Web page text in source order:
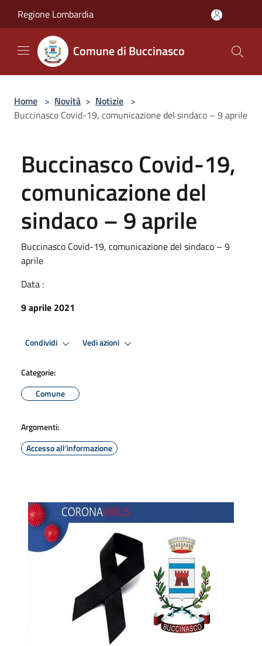
Regione Lombardia
Comune di Buccinasco
Home > Novità > Notizie >
Buccinasco Covid-19, comunicazione del sindaco – 9 aprile
Buccinasco Covid-19,
comunicazione del
sindaco – 9 aprile
Buccinasco Covid-19, comunicazione del sindaco – 9
aprile
Data :
9 aprile 2021
Condividi Vedi azioni
Categorie:
Comune
Argomenti:
Accesso all'informazione